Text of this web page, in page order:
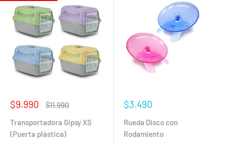
Precio
venta
$9.990
Precio
$11.990
Transportadora Gipsy XS
(Puerta plástica)
Precio
venta
$3.490
Rueda Disco con
Rodamiento